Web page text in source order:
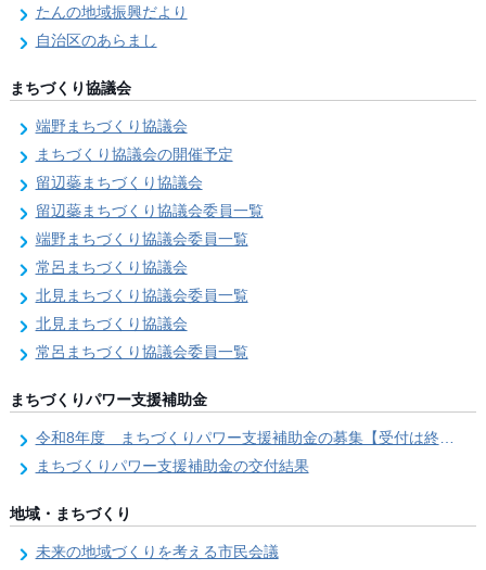
たんの地域振興だより
自治区のあらまし
まちづくり協議会
端野まちづくり協議会
まちづくり協議会の開催予定
留辺蘂まちづくり協議会
留辺蘂まちづくり協議会委員一覧
端野まちづくり協議会委員一覧
常呂まちづくり協議会
北見まちづくり協議会委員一覧
北見まちづくり協議会
常呂まちづくり協議会委員一覧
まちづくりパワー支援補助金
令和8年度 まちづくりパワー支援補助金の募集【受付は終了しました。】
まちづくりパワー支援補助金の交付結果
地域・まちづくり
未来の地域づくりを考える市民会議